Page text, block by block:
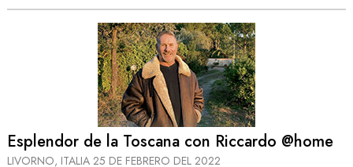
Esplendor de la Toscana con Riccardo @home
LIVORNO, ITALIA 25 DE FEBRERO DEL 2022